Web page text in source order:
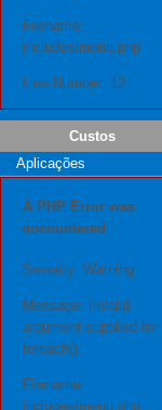
Filename:
includes/menu.php
Line Number: 12
Custos
Aplicações
A PHP Error was
encountered
Severity: Warning
Message: Invalid
argument supplied for
foreach()
Filename:
includes/menu.php